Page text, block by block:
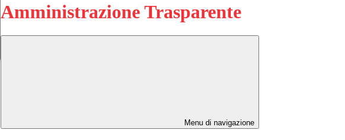
Amministrazione Trasparente
Menu di navigazione